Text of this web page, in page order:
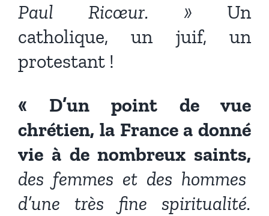
Paul Ricœur. » Un
catholique, un juif, un
protestant !
« D’un point de vue
chrétien, la France a donné
vie à de nombreux saints,
des femmes et des hommes
d’une très fine spiritualité.